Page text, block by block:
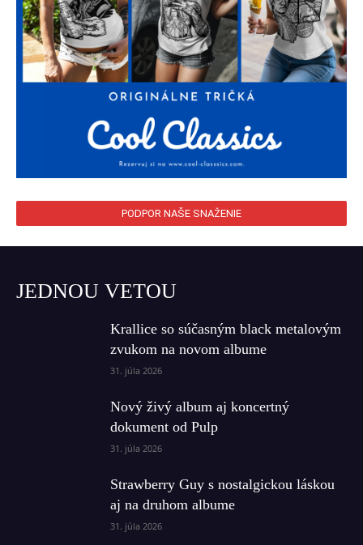
PODPOR NAŠE SNAŽENIE
JEDNOU VETOU
Krallice so súčasným black metalovým
zvukom na novom albume
31. júla 2026
Nový živý album aj koncertný
dokument od Pulp
31. júla 2026
Strawberry Guy s nostalgickou láskou
aj na druhom albume
31. júla 2026